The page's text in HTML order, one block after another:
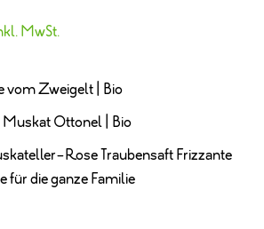
MwSt.
vom Zweigelt | Bio
Muskat Ottonel | Bio
Rose Traubensaft Frizzante
für die ganze Familie